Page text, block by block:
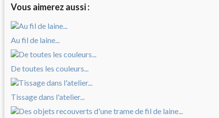
Vous aimerez aussi :
Au fil de laine...
De toutes les couleurs...
Tissage dans l'atelier...